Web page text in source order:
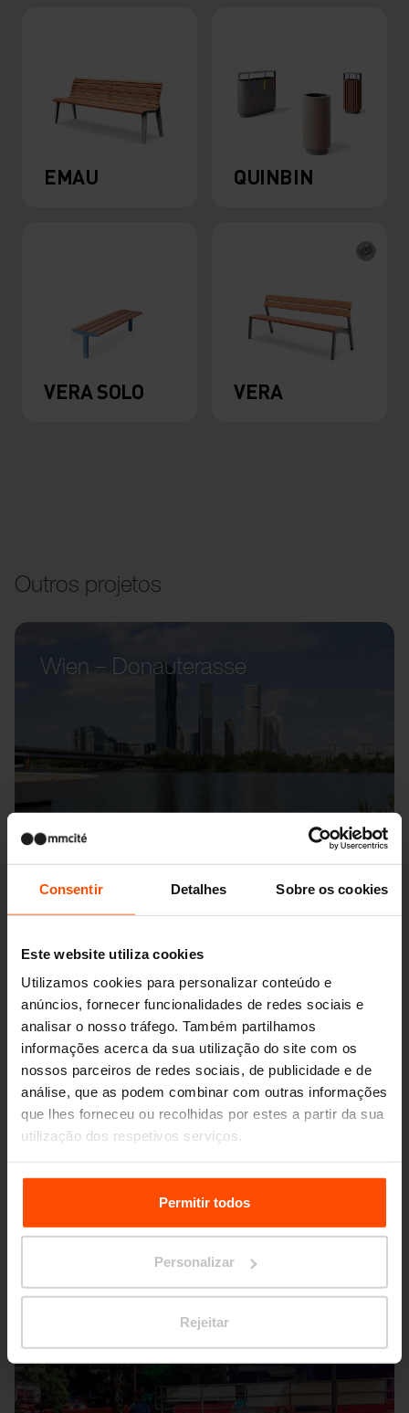
Consentir Detalhes Sobre os cookies
Este website utiliza cookies
Utilizamos cookies para personalizar conteúdo e
anúncios, fornecer funcionalidades de redes sociais e
analisar o nosso tráfego. Também partilhamos
informações acerca da sua utilização do site com os
nossos parceiros de redes sociais, de publicidade e de
análise, que as podem combinar com outras informações
que lhes forneceu ou recolhidas por estes a partir da sua
utilização dos respetivos serviços.
Para mais informações, por favor visitePrinciples
Relating to the Processing Personal Data.
Permitir todos
Personalizar
Rejeitar
EMAU QUINBIN
VERA SOLO VERA
Outros projetos
Wien – Donauterasse
Seattle – Popup park